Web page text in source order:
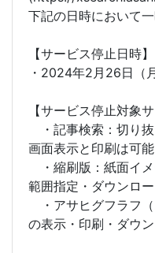
下記の日時において
【サービス停止日時】
・2024年2月26日（
【サービス停止対象サ
・記事検索：切り
画面表示と印刷は可能
・縮刷版：紙面イ
範囲指定・ダウンロ
・アサヒグフラフ
の表示・印刷・ダウ